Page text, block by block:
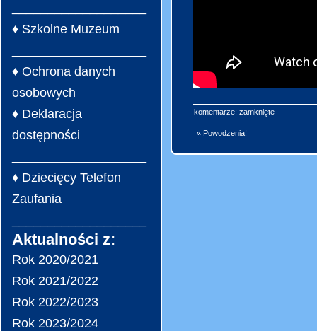
♦ Szkolne Muzeum
♦ Ochrona danych
osobowych
♦ Deklaracja
dostępności
♦ Dziecięcy Telefon
Zaufania
Aktualności z:
Rok 2020/2021
Rok 2021/2022
Rok 2022/2023
Rok 2023/2024
komentarze: zamknięte
« Powodzenia!